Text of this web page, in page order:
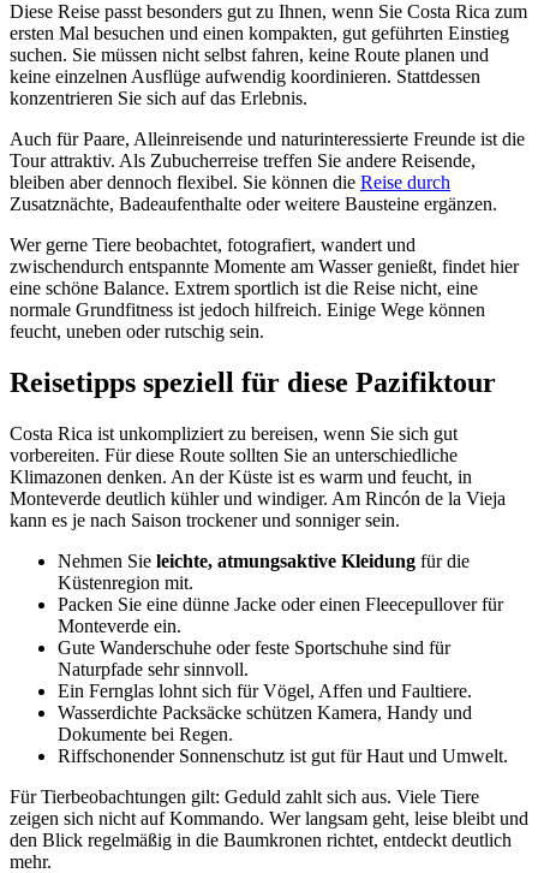
Diese Reise passt besonders gut zu Ihnen, wenn Sie Costa Rica zum
ersten Mal besuchen und einen kompakten, gut geführten Einstieg
suchen. Sie müssen nicht selbst fahren, keine Route planen und
keine einzelnen Ausflüge aufwendig koordinieren. Stattdessen
konzentrieren Sie sich auf das Erlebnis.
Auch für Paare, Alleinreisende und naturinteressierte Freunde ist die
Tour attraktiv. Als Zubucherreise treffen Sie andere Reisende,
bleiben aber dennoch flexibel. Sie können die Reise durch
Zusatznächte, Badeaufenthalte oder weitere Bausteine ergänzen.
Wer gerne Tiere beobachtet, fotografiert, wandert und
zwischendurch entspannte Momente am Wasser genießt, findet hier
eine schöne Balance. Extrem sportlich ist die Reise nicht, eine
normale Grundfitness ist jedoch hilfreich. Einige Wege können
feucht, uneben oder rutschig sein.
Reisetipps speziell für diese Pazifiktour
Costa Rica ist unkompliziert zu bereisen, wenn Sie sich gut
vorbereiten. Für diese Route sollten Sie an unterschiedliche
Klimazonen denken. An der Küste ist es warm und feucht, in
Monteverde deutlich kühler und windiger. Am Rincón de la Vieja
kann es je nach Saison trockener und sonniger sein.
Nehmen Sie leichte, atmungsaktive Kleidung für die
Küstenregion mit.
Packen Sie eine dünne Jacke oder einen Fleecepullover für
Monteverde ein.
Gute Wanderschuhe oder feste Sportschuhe sind für
Naturpfade sehr sinnvoll.
Ein Fernglas lohnt sich für Vögel, Affen und Faultiere.
Wasserdichte Packsäcke schützen Kamera, Handy und
Dokumente bei Regen.
Riffschonender Sonnenschutz ist gut für Haut und Umwelt.
Für Tierbeobachtungen gilt: Geduld zahlt sich aus. Viele Tiere
zeigen sich nicht auf Kommando. Wer langsam geht, leise bleibt und
den Blick regelmäßig in die Baumkronen richtet, entdeckt deutlich
mehr.